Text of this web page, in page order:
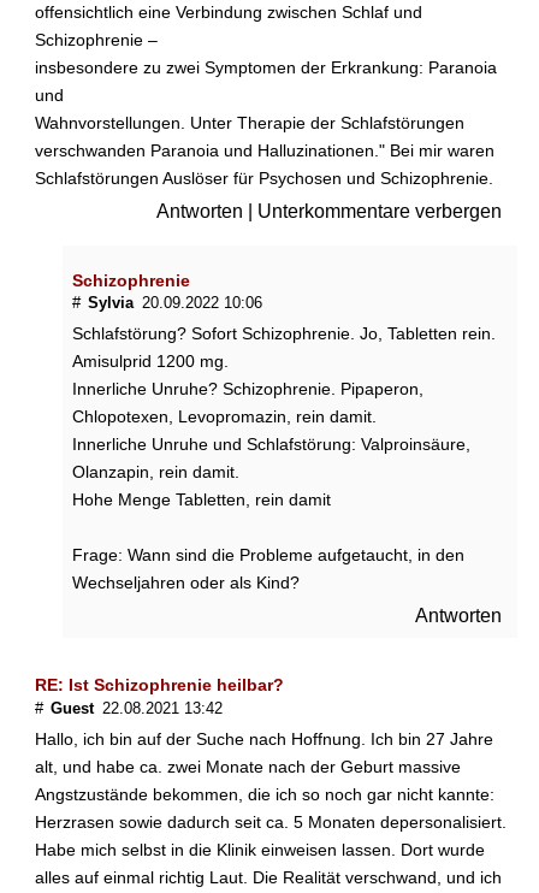
offensichtlich eine Verbindung zwischen Schlaf und
Schizophrenie –
insbesondere zu zwei Symptomen der Erkrankung: Paranoia
und
Wahnvorstellungen. Unter Therapie der Schlafstörungen
verschwanden Paranoia und Halluzinationen." Bei mir waren
Schlafstörungen Auslöser für Psychosen und Schizophrenie.
Antworten Unterkommentare verbergen
Schizophrenie
# Sylvia 20.09.2022 10:06
Schlafstörung? Sofort Schizophrenie. Jo, Tabletten rein.
Amisulprid 1200 mg.
Innerliche Unruhe? Schizophrenie. Pipaperon,
Chlopotexen, Levopromazin, rein damit.
Innerliche Unruhe und Schlafstörung: Valproinsäure,
Olanzapin, rein damit.
Hohe Menge Tabletten, rein damit
Frage: Wann sind die Probleme aufgetaucht, in den
Wechseljahren oder als Kind?
Antworten
RE: Ist Schizophrenie heilbar?
# Guest 22.08.2021 13:42
Hallo, ich bin auf der Suche nach Hoffnung. Ich bin 27 Jahre
alt, und habe ca. zwei Monate nach der Geburt massive
Angstzustände bekommen, die ich so noch gar nicht kannte:
Herzrasen sowie dadurch seit ca. 5 Monaten depersonalisiert.
Habe mich selbst in die Klinik einweisen lassen. Dort wurde
alles auf einmal richtig Laut. Die Realität verschwand, und ich